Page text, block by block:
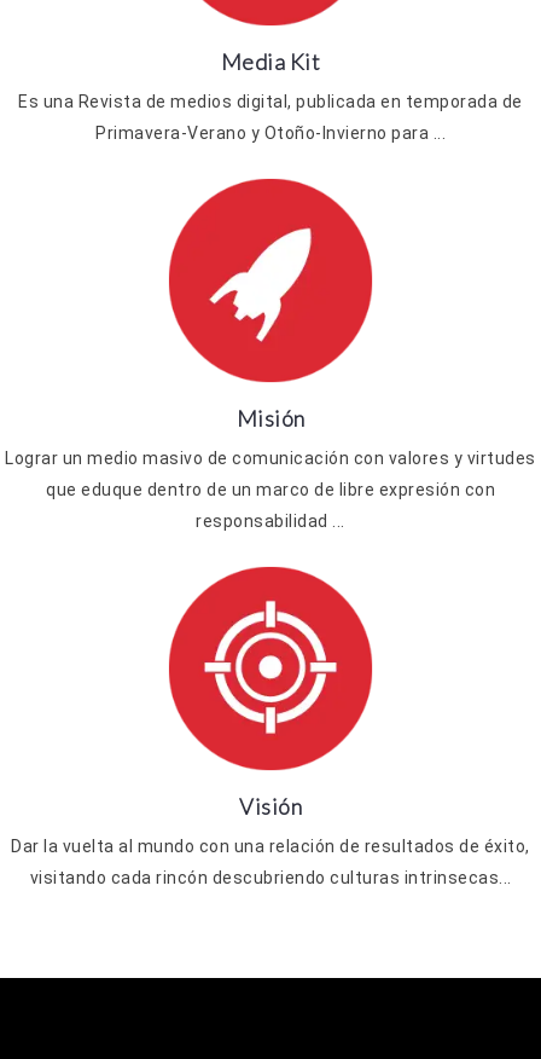
Media Kit
Es una Revista de medios digital, publicada en temporada de
Primavera-Verano y Otoño-Invierno para ...
Misión
Lograr un medio masivo de comunicación con valores y virtudes
que eduque dentro de un marco de libre expresión con
responsabilidad ...
Visión
Dar la vuelta al mundo con una relación de resultados de éxito,
visitando cada rincón descubriendo culturas intrinsecas...